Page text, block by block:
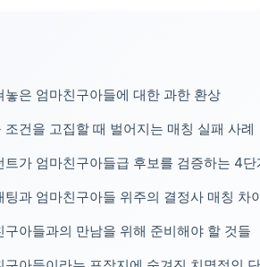
놓은 엄마친구아들에 대한 과한 환상
조건을 고집할 때 벌어지는 매칭 실패 사례
트가 엄마친구아들급 후보를 검증하는 4단
팅과 엄마친구아들 위주의 결정사 매칭 차
구아들과의 만남을 위해 준비해야 할 것들